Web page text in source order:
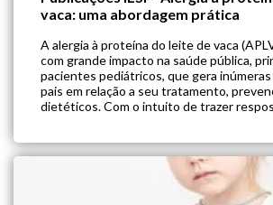
vaca: uma abordagem prática
A alergia à proteína do leite de vaca
com grande impacto na saúde pública,
pacientes pediátricos, que gera
pais em relação a seu tratamento,
dietéticos. Com o intuito de trazer